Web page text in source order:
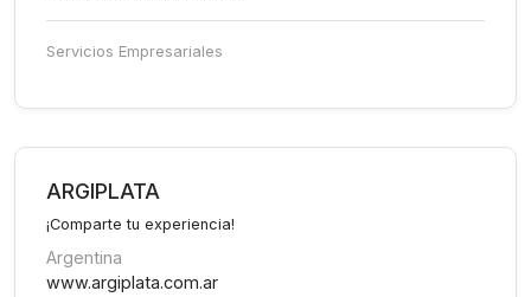
Servicios Empresariales
ARGIPLATA
¡Comparte tu experiencia!
Argentina
www.argiplata.com.ar